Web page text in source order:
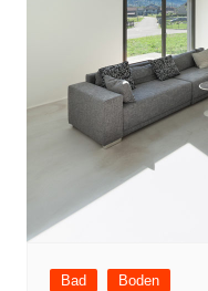
Bad Boden